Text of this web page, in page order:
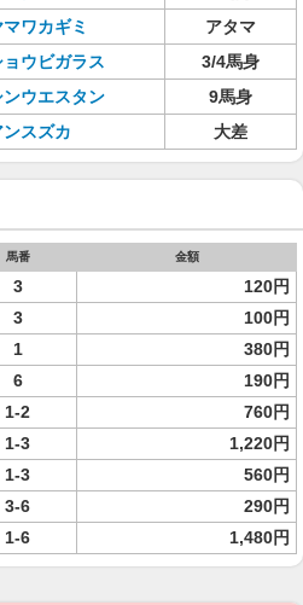
ワカギミ
アタマ
ョウビガラス
3/4馬身
ンウエスタン
9馬身
スズカ 大差
馬番 金額
3 120円
3
100円
1
380円
6
190円
1-2
760円
1-3 1,220円
1-3
560円
3-6
290円
1-6
1,480円